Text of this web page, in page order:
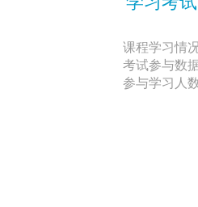
课程学习情
考试参与数
参与学习人